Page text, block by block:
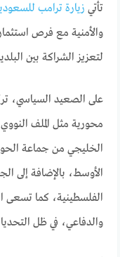
تأتي زيارة ترامب
والأمنية مع فرص
لتعزيز الشراكة بين
على الصعيد السياسي،
محورية مثل الملف النووي
الخليجي من جماعة
الأوسط، بالإضافة إلى
الفلسطينية، كما تسعى
والدفاعي، في ظل